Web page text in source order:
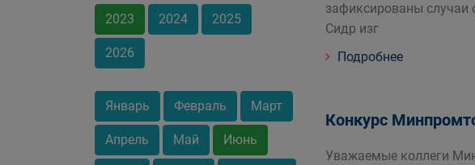
2023 2024 2025
2026
Январь Февраль Март
Апрель Май Июнь
зафиксированы случаи
Сидр изг
Подробнее
Конкурс
Уважаемые коллеги